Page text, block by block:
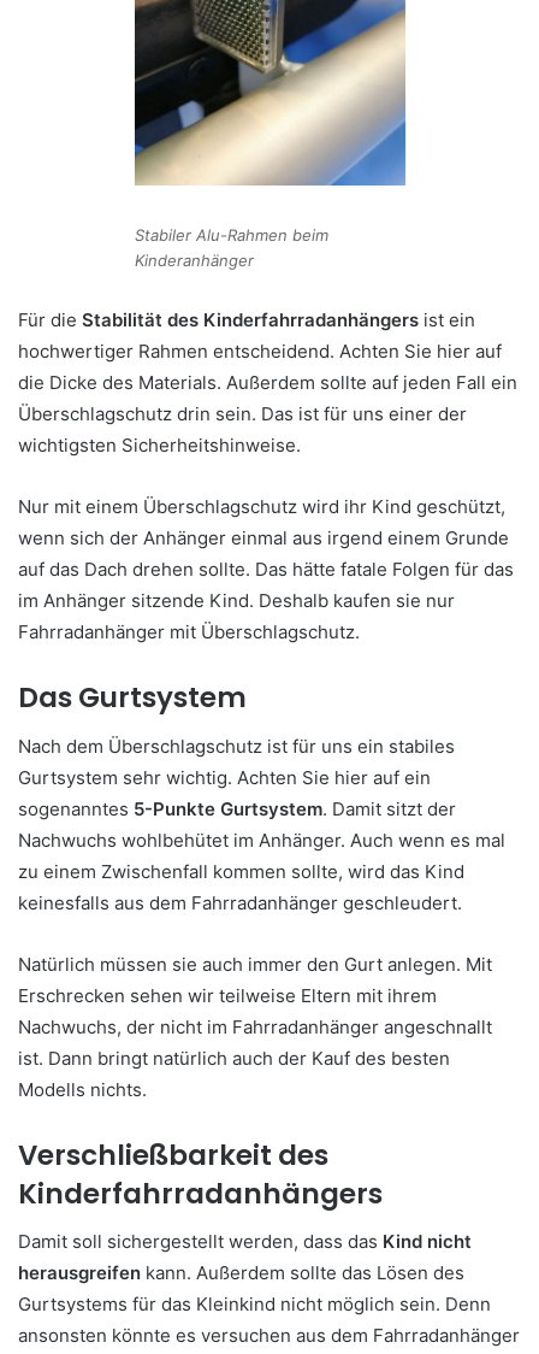
Stabiler Alu-Rahmen beim
Kinderanhänger
Für die Stabilität des Kinderfahrradanhängers ist ein
hochwertiger Rahmen entscheidend. Achten Sie hier auf
die Dicke des Materials. Außerdem sollte auf jeden Fall ein
Überschlagschutz drin sein. Das ist für uns einer der
wichtigsten Sicherheitshinweise.
Nur mit einem Überschlagschutz wird ihr Kind geschützt,
wenn sich der Anhänger einmal aus irgend einem Grunde
auf das Dach drehen sollte. Das hätte fatale Folgen für das
im Anhänger sitzende Kind. Deshalb kaufen sie nur
Fahrradanhänger mit Überschlagschutz.
Das Gurtsystem
Nach dem Überschlagschutz ist für uns ein stabiles
Gurtsystem sehr wichtig. Achten Sie hier auf ein
sogenanntes 5-Punkte Gurtsystem. Damit sitzt der
Nachwuchs wohlbehütet im Anhänger. Auch wenn es mal
zu einem Zwischenfall kommen sollte, wird das Kind
keinesfalls aus dem Fahrradanhänger geschleudert.
Natürlich müssen sie auch immer den Gurt anlegen. Mit
Erschrecken sehen wir teilweise Eltern mit ihrem
Nachwuchs, der nicht im Fahrradanhänger angeschnallt
ist. Dann bringt natürlich auch der Kauf des besten
Modells nichts.
Verschließbarkeit des
Kinderfahrradanhängers
Damit soll sichergestellt werden, dass das Kind nicht
herausgreifen kann. Außerdem sollte das Lösen des
Gurtsystems für das Kleinkind nicht möglich sein. Denn
ansonsten könnte es versuchen aus dem Fahrradanhänger